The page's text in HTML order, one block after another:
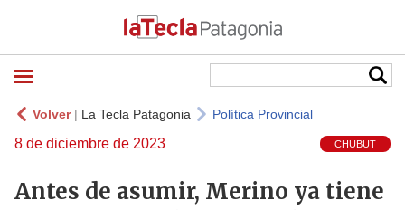
Volver| La Tecla Patagonia Política Provincial
8 de diciembre de 2023 CHUBUT
Antes de asumir, Merino ya tiene